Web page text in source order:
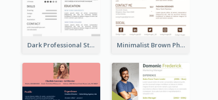
Dark Professional Student Resume Minimalist Brown Photography Resume